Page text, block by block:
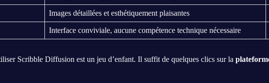
Images détaillées et esthétiquement plaisantes
Interface conviviale, aucune compétence technique nécessaire
Scribble Diffusion est un jeu d’enfant. Il suffit de quelques clics sur la